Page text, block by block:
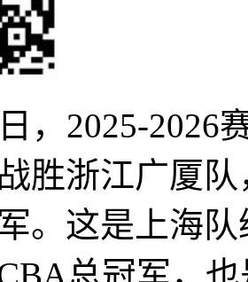
2025-2026
胜浙江广厦
。这是上海